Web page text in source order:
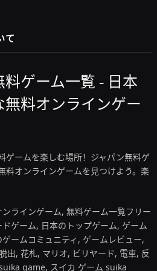
て
料ゲーム一覧 - 日本
無料オンラインゲー
ゲームを楽しむ場所！ジャパン無料ゲ
料オンラインゲームを見つけよう。楽
ラインゲーム, 無料ゲーム一覧フリー
ゲーム, 日本のトップゲーム, ゲーム
ームコミュニティ, ゲームレビュー,
出, 花札, マリオ, ビリヤード, 電車, 反
game, スイカ ゲーム suika